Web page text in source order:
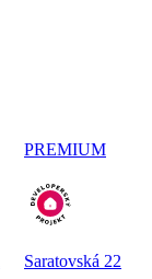
PREMIUM
Saratovská 22